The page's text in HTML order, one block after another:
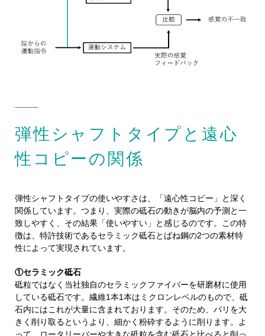
弾性シャフトタイプと遠心
性コピーの関係
弾性シャフトタイプの使いやすさは、「遠心性コピー」と深く
関係しています。つまり、実際の砥石の動きが脳内の予測と一
致しやすく、その結果「使いやすい」と感じるのです。この特
徴は、特許技術であるセラミック砥石とばね鋼の2つの素材特
性によって実現されています。
①セラミック砥石
砥粒ではなく当社独自のセラミックファイバーを研磨材に使用
している砥石です。繊維1本1本はミクロンレベルのもので、砥
石内にはこれが大量に含まれております。そのため、バリを大
きく削り取るというより、細かく粉砕するように削ります。よ
って、ロータリーバーや大きな砥粒を含む砥石と比べると削っ